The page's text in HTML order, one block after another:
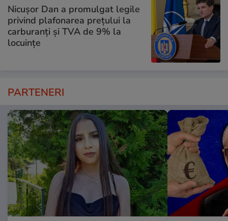
Nicușor Dan a promulgat legile
privind plafonarea prețului la
carburanți și TVA de 9% la
locuințe
PARTENERI